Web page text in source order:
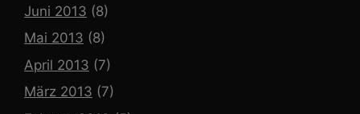
Juni 2013 (8)
Mai 2013 (8)
April 2013 (7)
März 2013 (7)